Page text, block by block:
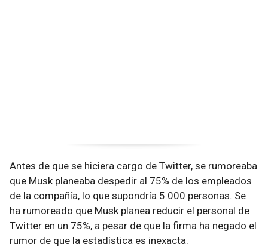
Antes de que se hiciera cargo de Twitter, se rumoreaba
que Musk planeaba despedir al 75% de los empleados
de la compañía, lo que supondría 5.000 personas. Se
ha rumoreado que Musk planea reducir el personal de
Twitter en un 75%, a pesar de que la firma ha negado el
rumor de que la estadística es inexacta.